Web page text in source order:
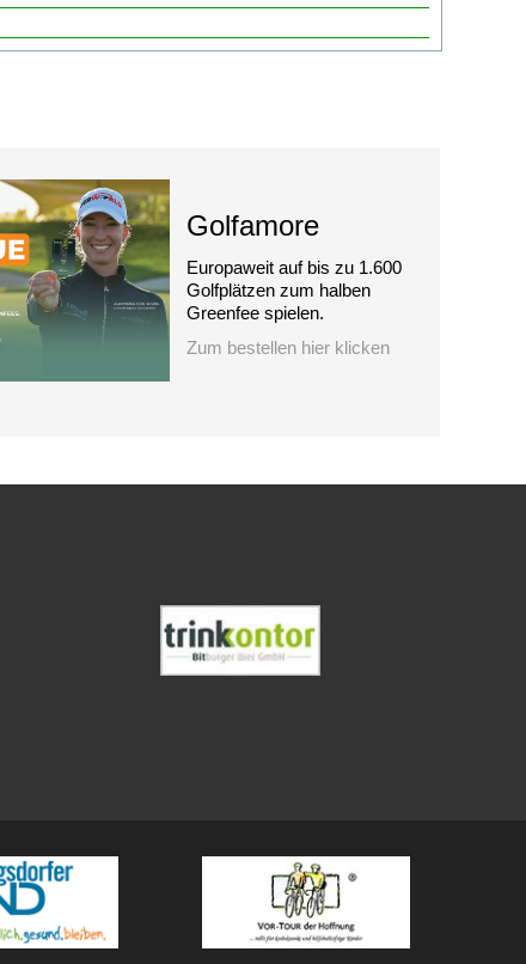
Golfamore
Europaweit auf bis zu 1.600
Golfplätzen zum halben
Greenfee spielen.
Zum bestellen hier klicken